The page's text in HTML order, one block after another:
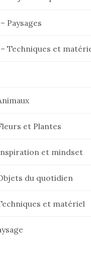
Paysages
Techniques et
et Plantes
et mindset
du quotidien
et matériel